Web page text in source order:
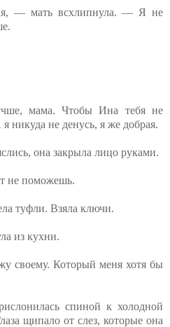
— мать всхлипнула. — Я не
мама. Чтобы Ина тебя не
никуда не денусь, я же добрая.
она закрыла лицо руками.
не поможешь.
туфли. Взяла ключи.
из кухни.
своему. Который меня хотя бы
спиной к холодной
щипало от слез, которые она